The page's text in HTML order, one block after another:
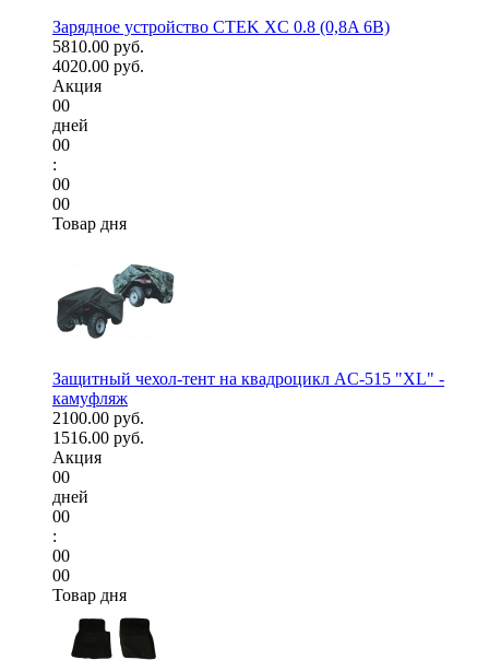
Зарядное устройство CTEK XC 0.8 (0,8A 6В)
5810.00 руб.
4020.00 руб.
Акция
00
дней
00
:
00
00
Товар дня
Защитный чехол-тент на квадроцикл AC-515 "XL" -
камуфляж
2100.00 руб.
1516.00 руб.
Акция
00
дней
00
:
00
00
Товар дня